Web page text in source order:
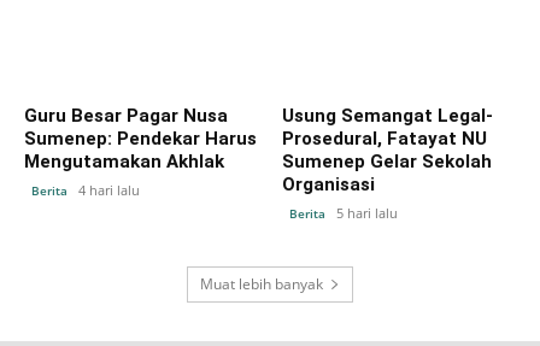
Guru Besar Pagar Nusa
Sumenep: Pendekar Harus
Mengutamakan Akhlak
Berita 4 hari lalu
Usung Semangat Legal-
Prosedural, Fatayat NU
Sumenep Gelar Sekolah
Organisasi
Berita 5 hari lalu
Muat lebih banyak